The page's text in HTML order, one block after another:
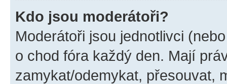
Kdo jsou moderátoři?
Moderátoři jsou jednotlivci
o chod fóra každý den. Mají
zamykat/odemykat, přesouvat,